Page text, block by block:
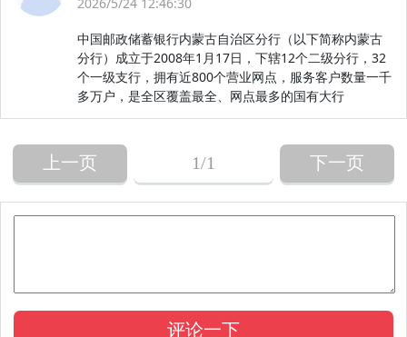
中国邮政储蓄银行内蒙古自治区分行（以下简称内蒙古
分行）成立于2008年1月17日，下辖12个二级分行，32
个一级支行，拥有近800个营业网点，服务客户数量一千
多万户，是全区覆盖最全、网点最多的国有大行
上一页 1/1 下一页